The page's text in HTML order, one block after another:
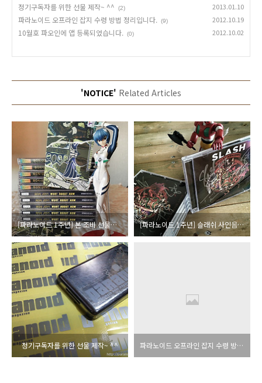
정기구독자를 위한 선물 제작~ ^^ (2) 2013.01.10
파라노이드 오프라인 잡지 수령 방법 정리입니다. (9) 2012.10.19
10월호 파오인에 앱 등록되었습니다. (0) 2012.10.02
'NOTICE' Related Articles
[파라노이드 1주년] 본 조비 선물세트 5개 [파라노이드 1주년] 슬래쉬 사인음반 5매
정기구독자를 위한 선물 제작~ ^^ 파라노이드 오프라인 잡지 수령 방법 정리입니다.